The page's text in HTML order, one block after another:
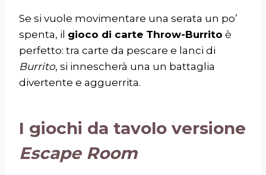
Se si vuole movimentare una serata un po’
spenta, il gioco di carte Throw-Burrito è
perfetto: tra carte da pescare e lanci di
Burrito, si innescherà una un battaglia
divertente e agguerrita.
I giochi da tavolo versione
Escape Room